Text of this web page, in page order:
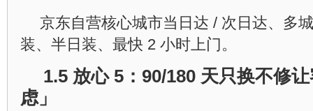
京东自营核心城市当日达 / 次日达、多
装、半日装、最快 2 小时上门。
1.5 放心 5：90/180 天只换不修
虑」